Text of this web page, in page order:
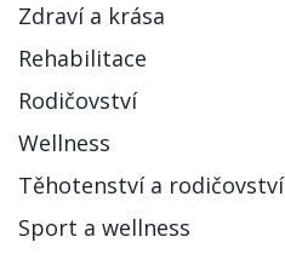
Zdraví a krása
Rehabilitace
Rodičovství
Wellness
Těhotenství a rodičovství
Sport a wellness